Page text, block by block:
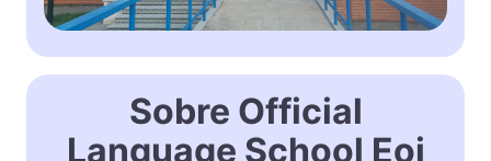
Sobre Official
Language School Eoi